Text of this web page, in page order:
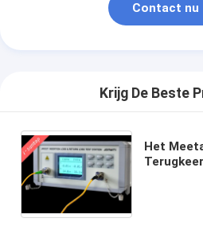
Contact nu
Krijg De Beste
Het